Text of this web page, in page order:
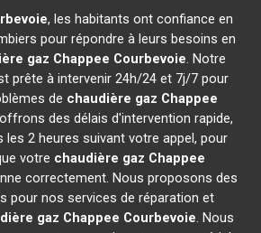
, les habitants ont confiance en
pour répondre à leurs besoins en
gaz Chappee Courbevoie. Notre
prête à intervenir 24h/24 et 7j/7 pour
de chaudière gaz Chappee
des délais d'intervention rapide,
les 2 heures suivant votre appel, pour
votre chaudière gaz Chappee
correctement. Nous proposons des
pour nos services de réparation et
gaz Chappee Courbevoie. Nous